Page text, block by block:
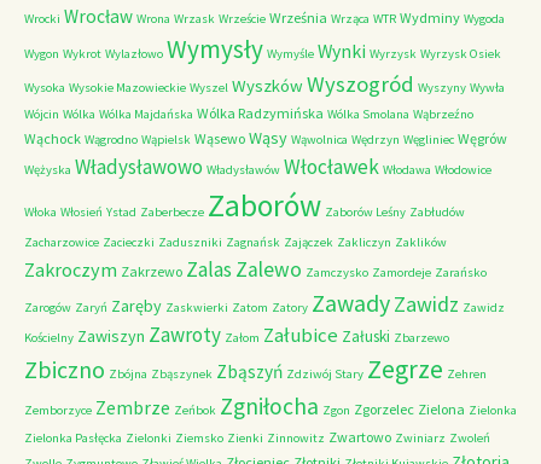
Wrocki Wrocław Wrona Wrzask Wrzeście Września Wrząca WTR Wydminy Wygoda
Wygon Wykrot Wylazłowo Wymysły Wymyśle Wynki Wyrzysk Wyrzysk Osiek
Wysoka Wysokie Mazowieckie Wyszel WyszkówWyszogród Wyszyny Wywła
Wójcin Wólka Wólka Majdańska Wólka Radzymińska Wólka Smolana Wąbrzeźno
Wąchock Wągrodno Wąpielsk Wąsewo Wąsy Wąwolnica Wędrzyn Węgliniec Węgrów
Wężyska Władysławowo Władysławów Włocławek Włodawa Włodowice
Włoka Włosień Ystad Zaberbecze Zaborów Zaborów Leśny Zabłudów
Zacharzowice Zacieczki Zaduszniki Zagnańsk Zajączek Zakliczyn Zaklików
Zakroczym Zakrzewo ZalasZalewo Zamczysko Zamordeje Zarańsko
Zarogów Zaryń Zaręby Zaskwierki Zatom Zatory ZawadyZawidz Zawidz
Kościelny Zawiszyn Zawroty Załom Załubice Załuski Zbarzewo
Zbiczno Zbójna Zbąszynek Zbąszyń Zdziwój Stary Zegrze Zehren
Zemborzyce Zembrze Zeńbok Zgniłocha Zgon Zgorzelec Zielona Zielonka
Zielonka Pasłęcka Zielonki Ziemsko Zienki Zinnowitz Zwartowo Zwiniarz Zwoleń